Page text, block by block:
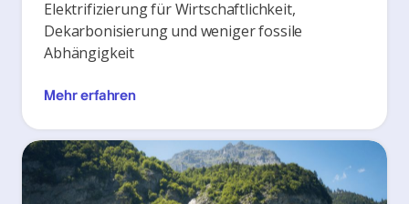
Elektrifizierung für Wirtschaftlichkeit,
Dekarbonisierung und weniger fossile
Abhängigkeit
Mehr erfahren